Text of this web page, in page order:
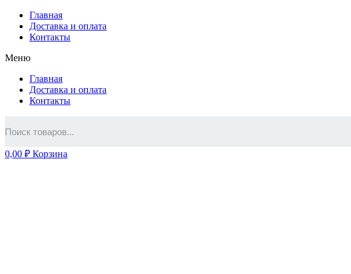
Главная
Доставка и оплата
Контакты
Меню
Главная
Доставка и оплата
Контакты
0,00 ₽ Корзина